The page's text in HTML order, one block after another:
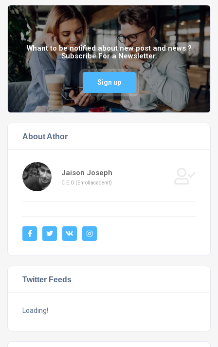
Whant to be notified about new post and news ?
Subscribe For a Newsletter.
Sign up
About Athor
Jaison Joseph
C.E.O (Enrollacademt)
Twitter Feeds
Loading!